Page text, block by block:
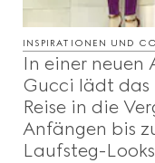
INSPIRATIONEN UND
In einer neuen
Gucci lädt das
Reise in die
Anfängen bis
Laufsteg-